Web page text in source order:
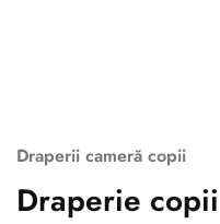
Draperii cameră copii
Draperie